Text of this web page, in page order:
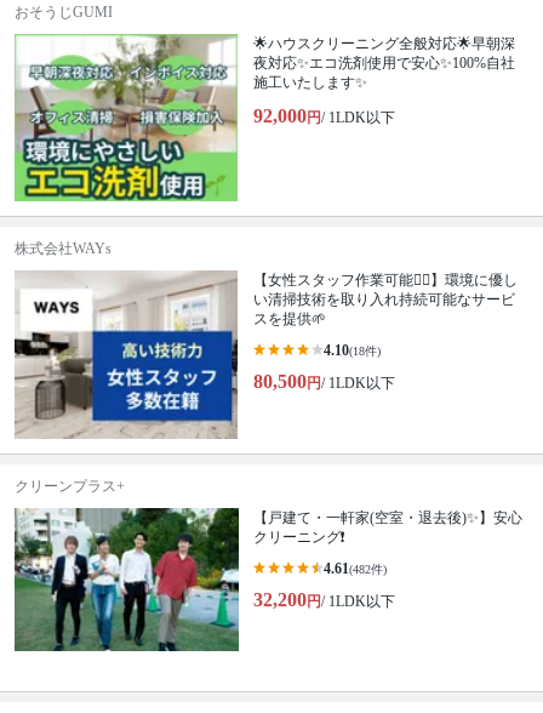
おそうじGUMI
🌟ハウスクリーニング全般対応🌟早朝深
夜対応✨エコ洗剤使用で安心✨100%自社
施工いたします✨
92,000円/ 1LDK以下
株式会社WAYs
【女性スタッフ作業可能🙆‍♀️】環境に優し
い清掃技術を取り入れ持続可能なサービ
スを提供🌱
4.10(18件)
80,500円/ 1LDK以下
クリーンプラス+
【戸建て・一軒家(空室・退去後)✨】安心
クリーニング❗️
4.61(482件)
32,200円/ 1LDK以下